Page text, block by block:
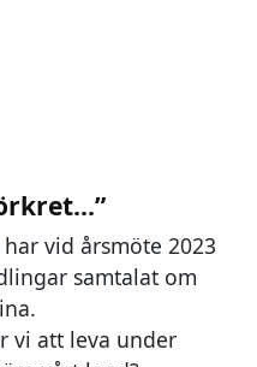
vid årsmöte 2023
samtalat om
vi att leva under